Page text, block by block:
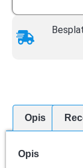
Opis
Opis